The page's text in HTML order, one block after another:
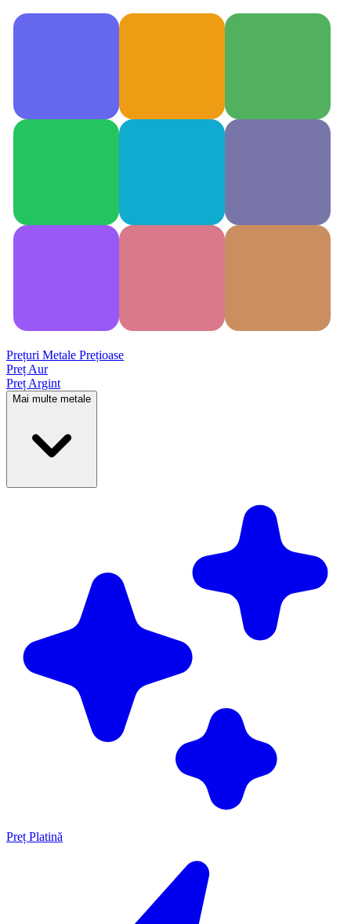
Prețuri Metale Prețioase
Preț Aur
Preț Argint
Mai multe metale
Preț Platină